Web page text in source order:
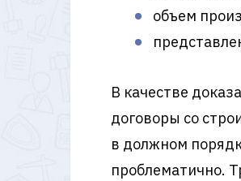
объем
В качестве
договоры со
в должном
проблематично.